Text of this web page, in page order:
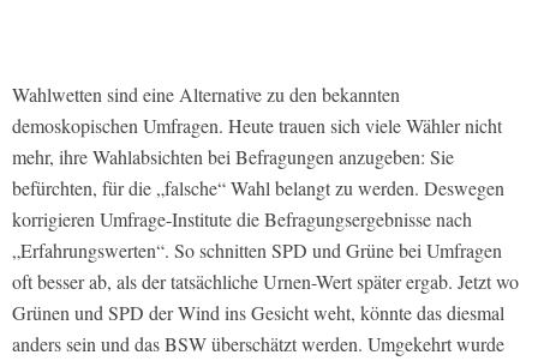
Wahlwetten sind eine Alternative zu den bekannten
demoskopischen Umfragen. Heute trauen sich viele Wähler nicht
mehr, ihre Wahlabsichten bei Befragungen anzugeben: Sie
befürchten, für die „falsche“ Wahl belangt zu werden. Deswegen
korrigieren Umfrage-Institute die Befragungsergebnisse nach
„Erfahrungswerten“. So schnitten SPD und Grüne bei Umfragen
oft besser ab, als der tatsächliche Urnen-Wert später ergab. Jetzt wo
Grünen und SPD der Wind ins Gesicht weht, könnte das diesmal
anders sein und das BSW überschätzt werden. Umgekehrt wurde